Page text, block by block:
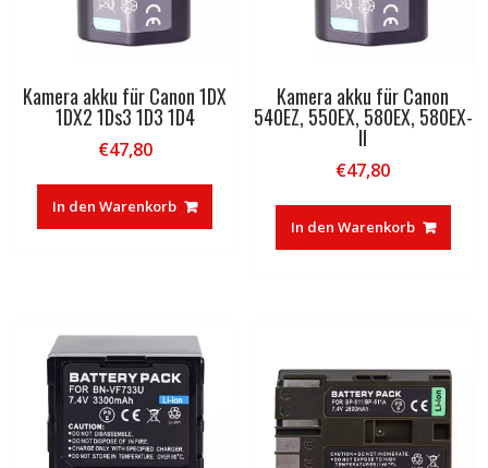
Kamera akku für Canon 1DX
1DX2 1Ds3 1D3 1D4
€47,80
In den Warenkorb
Kamera akku für Canon
540EZ, 550EX, 580EX, 580EX-
II
€47,80
In den Warenkorb